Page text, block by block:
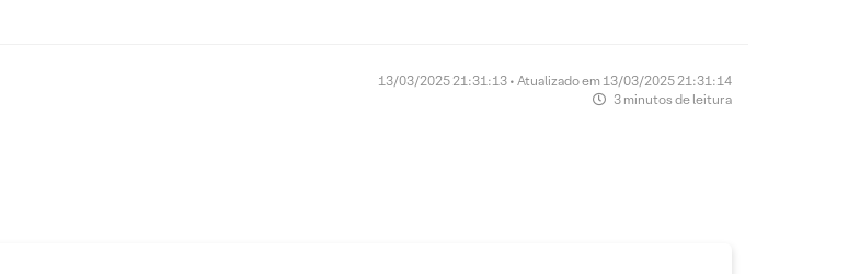
13/03/2025 21:31:13 • Atualizado em 13/03/2025 21:31:14
3 minutos de leitura